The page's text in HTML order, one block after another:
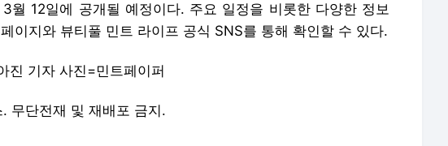
월 12일에 공개될 예정이다. 주요 일정을 비롯한 다양한 정보
이지와 뷰티풀 민트 라이프 공식 SNS를 통해 확인할 수 있다.
기자 사진=민트페이퍼
무단전재 및 재배포 금지.